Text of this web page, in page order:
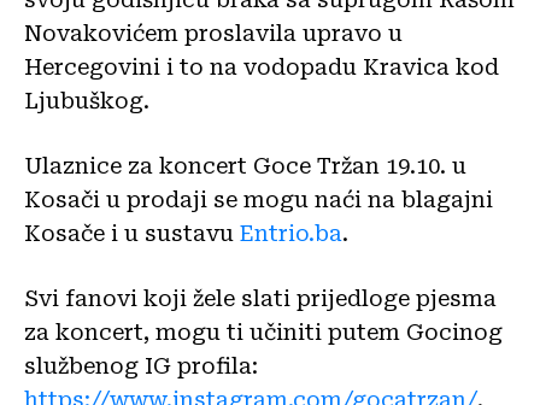
Novakovićem proslavila upravo u
Hercegovini i to na vodopadu Kravica kod
Ljubuškog.
Ulaznice za koncert Goce Tržan 19.10. u
Kosači u prodaji se mogu naći na blagajni
Kosače i u sustavu Entrio.ba.
Svi fanovi koji žele slati prijedloge pjesma
za koncert, mogu ti učiniti putem Gocinog
službenog IG profila:
https://www.instagram.com/gocatrzan/.